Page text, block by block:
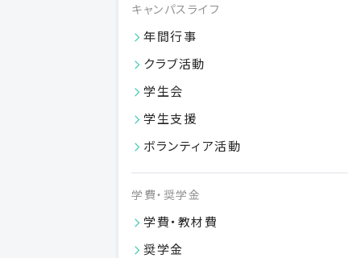
キャンパスライフ
年間行事
クラブ活動
学生会
学生支援
ボランティア活動
学費・奨学金
学費・教材費
奨学金
日本大学歯学部への寄付のご案内